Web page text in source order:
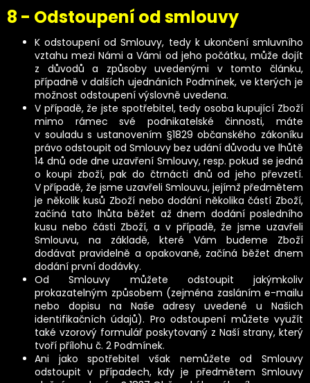
8 - Odstoupení od smlouvy
K odstoupení od Smlouvy, tedy k ukončení smluvního
vztahu mezi Námi a Vámi od jeho počátku, může dojít
z důvodů a způsoby uvedenými v tomto článku,
případně v dalších ujednáních Podmínek, ve kterých je
možnost odstoupení výslovně uvedena.
V případě, že jste spotřebitel, tedy osoba kupující Zboží
mimo rámec své podnikatelské činnosti, máte
v souladu s ustanovením §1829 občanského zákoníku
právo odstoupit od Smlouvy bez udání důvodu ve lhůtě
14 dnů ode dne uzavření Smlouvy, resp. pokud se jedná
o koupi zboží, pak do čtrnácti dnů od jeho převzetí.
V případě, že jsme uzavřeli Smlouvu, jejímž předmětem
je několik kusů Zboží nebo dodání několika částí Zboží,
začíná tato lhůta běžet až dnem dodání posledního
kusu nebo části Zboží, a v případě, že jsme uzavřeli
Smlouvu, na základě, které Vám budeme Zboží
dodávat pravidelně a opakovaně, začíná běžet dnem
dodání první dodávky.
Od Smlouvy můžete odstoupit jakýmkoliv
prokazatelným způsobem (zejména zasláním e-mailu
nebo dopisu na Naše adresy uvedené u Našich
identifikačních údajů). Pro odstoupení můžete využít
také vzorový formulář poskytovaný z Naší strany, který
tvoří přílohu č. 2 Podmínek.
Ani jako spotřebitel však nemůžete od Smlouvy
odstoupit v případech, kdy je předmětem Smlouvy